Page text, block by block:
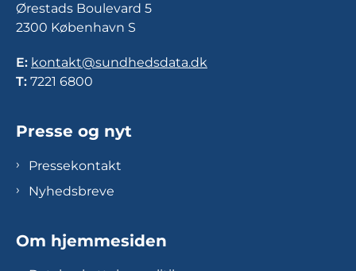
Ørestads Boulevard 5
2300 København S
E: kontakt@sundhedsdata.dk
T: 7221 6800
Presse og nyt
Pressekontakt
Nyhedsbreve
Om hjemmesiden